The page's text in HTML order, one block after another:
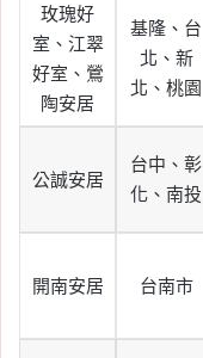
玫瑰好
室、江翠
好室、鶯
陶安居
基隆、台
北、新
北、桃園
公誠安居
台中、彰
化、南投
開南安居 台南市